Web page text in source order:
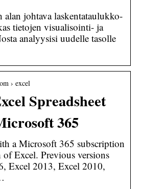
johtava laskentataulukko-
tietojen visualisointi- ja
analyysisi uudelle tasolle
› excel
Spreadsheet
365
a Microsoft 365 subscription
of Excel. Previous versions
Excel 2013, Excel 2010,